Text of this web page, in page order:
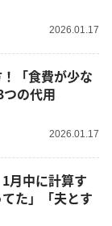
2026.01.17
「食費が少な
の代用
2026.01.17
月中に計算す
た」「夫とす